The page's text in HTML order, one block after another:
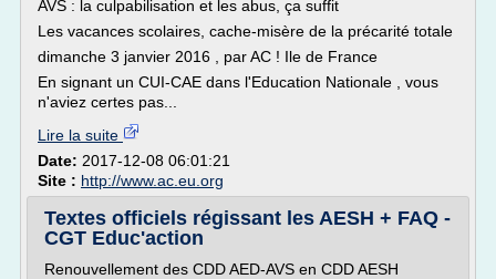
AVS : la culpabilisation et les abus, ça suffit
Les vacances scolaires, cache-misère de la précarité totale
dimanche 3 janvier 2016 , par AC ! Ile de France
En signant un CUI-CAE dans l'Education Nationale , vous
n'aviez certes pas...
Lire la suite
Date: 2017-12-08 06:01:21
Site : http://www.ac.eu.org
Textes officiels régissant les AESH + FAQ -
CGT Educ'action
Renouvellement des CDD AED-AVS en CDD AESH